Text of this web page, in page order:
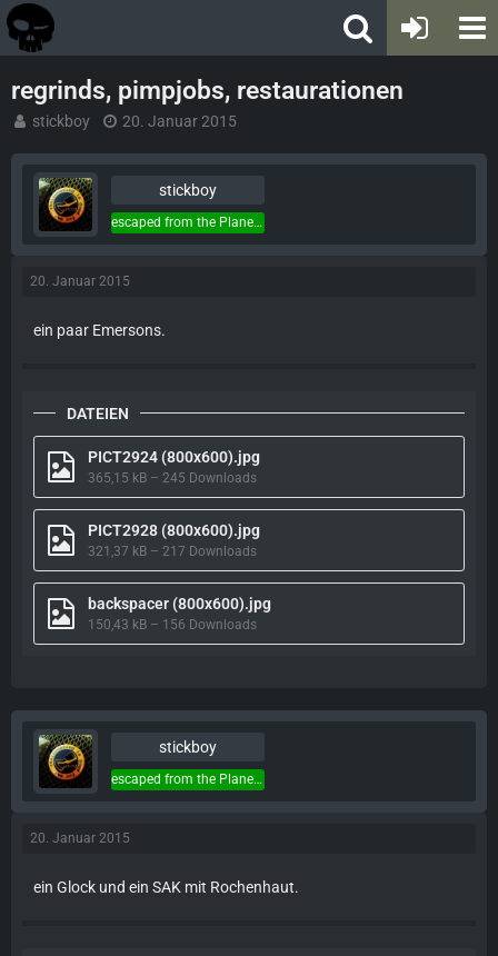
regrinds, pimpjobs, restaurationen
stickboy 20. Januar 2015
stickboy
escaped from the Planet of the Apes...
20. Januar 2015
ein paar Emersons.
DATEIEN
PICT2924 (800x600).jpg
365,15 kB – 245 Downloads
PICT2928 (800x600).jpg
321,37 kB – 217 Downloads
backspacer (800x600).jpg
150,43 kB – 156 Downloads
stickboy
escaped from the Planet of the Apes...
20. Januar 2015
ein Glock und ein SAK mit Rochenhaut.